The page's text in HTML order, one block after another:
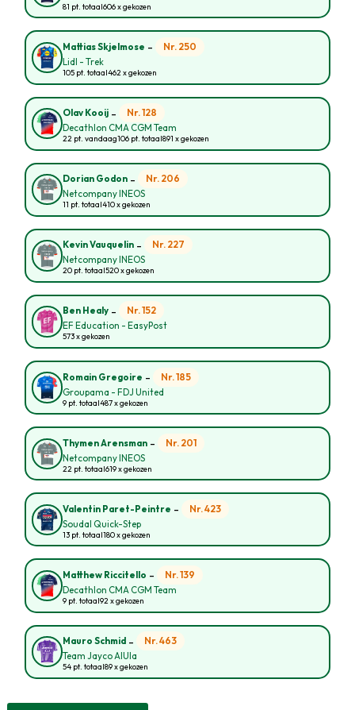
81 pt. totaal606 x gekozen
Mattias Skjelmose - Nr. 250
Lidl - Trek
105 pt. totaal462 x gekozen
Olav Kooij - Nr. 128
Decathlon CMA CGM Team
22 pt. vandaag106 pt. totaal891 x gekozen
Dorian Godon - Nr. 206
Netcompany INEOS
11 pt. totaal410 x gekozen
Kevin Vauquelin - Nr. 227
Netcompany INEOS
20 pt. totaal520 x gekozen
Ben Healy - Nr. 152
EF Education - EasyPost
573 x gekozen
Romain Gregoire - Nr. 185
Groupama - FDJ United
9 pt. totaal487 x gekozen
Thymen Arensman - Nr. 201
Netcompany INEOS
22 pt. totaal619 x gekozen
Valentin Paret-Peintre - Nr. 423
Soudal Quick-Step
13 pt. totaal180 x gekozen
Matthew Riccitello - Nr. 139
Decathlon CMA CGM Team
9 pt. totaal92 x gekozen
Mauro Schmid - Nr. 463
Team Jayco AlUla
54 pt. totaal89 x gekozen